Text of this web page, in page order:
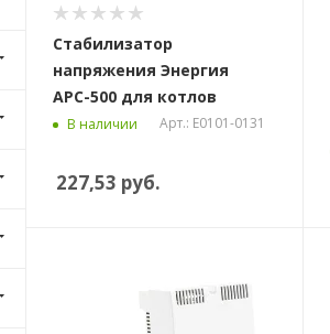
Стабилизатор
напряжения Энергия
АРС-500 для котлов
В наличии Арт.: Е0101-0131
227,53 руб.